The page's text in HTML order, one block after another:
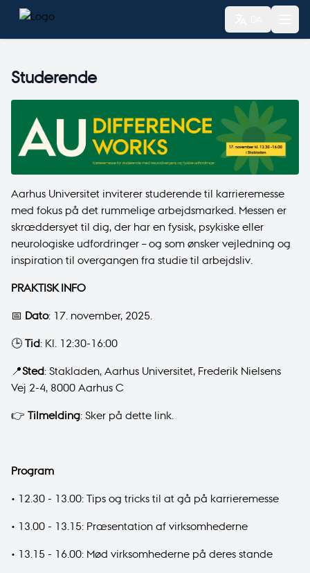
Studerende
Aarhus Universitet inviterer studerende til karrieremesse
med fokus på det rummelige arbejdsmarked. Messen er
skræddersyet til dig, der har en fysisk, psykiske eller
neurologiske udfordringer – og som ønsker vejledning og
inspiration til overgangen fra studie til arbejdsliv.
PRAKTISK INFO
📅 Dato: 17. november, 2025.
🕒 Tid: Kl. 12:30-16:00
📍Sted: Stakladen, Aarhus Universitet, Frederik Nielsens
Vej 2-4, 8000 Aarhus C
👉 Tilmelding: Sker på dette link.
Program
• 12.30 - 13.00: Tips og tricks til at gå på karrieremesse
• 13.00 - 13.15: Præsentation af virksomhederne
• 13.15 - 16.00: Mød virksomhederne på deres stande